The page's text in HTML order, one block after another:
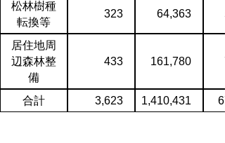
松林樹種
転換等
323 64,363
居住地周
辺森林整
備
433 161,780
合計 3,623 1,410,431